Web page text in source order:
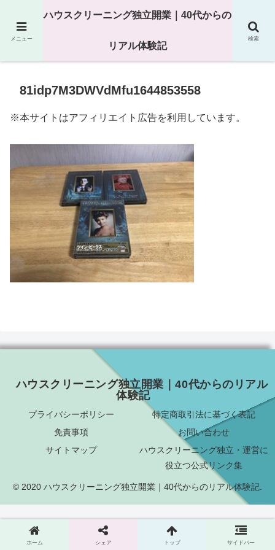
25年以上の現場経験をもとにハウスクリーニング独立の現実
81idp7M3DWVdMfu1644853558
※本サイトはアフィリエイト広告を利用しています。
ハウスクリーニング独立開業｜40代からのリアル
体験記
プライバシーポリシー
特定商取引法に基づく表記
免責事項
お問い合わせ
サイトマップ
ハウスクリーニング独立・運営に
役立つ公式リンク集
© 2020 ハウスクリーニング独立開業｜40代からのリアル体験記.
メニュー
ハウスクリーニング独立開業｜40代からの
リアル体験記
検索
ホーム シェア トップ サイドバー